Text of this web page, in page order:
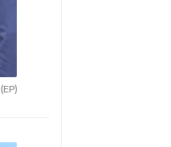
(EP)